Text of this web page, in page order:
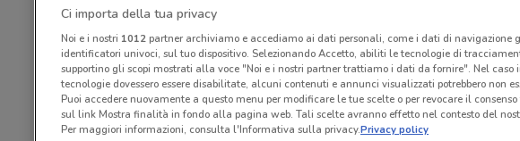
Ci importa della tua privacy
Noi e i nostri 1012partner archiviamo e accediamo ai dati personali, come i dati di navigazione
identificatori univoci, sul tuo dispositivo. Selezionando Accetto, abiliti le tecnologie di
supportino gli scopi mostrati alla voce "Noi e i nostri partner trattiamo i dati da fornire". Nel caso
tecnologie dovessero essere disabilitate, alcuni contenuti e annunci visualizzati potrebbero non
Puoi accedere nuovamente a questo menu per modificare le tue scelte o per revocare il
sul link Mostra finalità in fondo alla pagina web. Tali scelte avranno effetto nel contesto del
Per maggiori informazioni, consulta l'Informativa sulla privacy.Privacy policy